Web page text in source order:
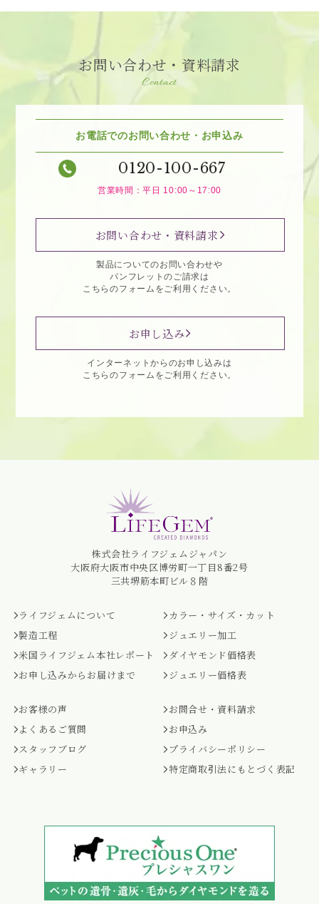
お問い合わせ・資料請求
Contact
お電話でのお問い合わせ・お申込み
0120-100-667
営業時間：平日 10:00～17:00
お問い合わせ・資料請求
製品についてのお問い合わせや
パンフレットのご請求は
こちらのフォームをご利用ください。
お申し込み
インターネットからのお申し込みは
こちらのフォームをご利用ください。
株式会社ライフジェムジャパン
大阪府大阪市中央区博労町一丁目8番2号
三共堺筋本町ビル８階
ライフジェムについて
製造工程
米国ライフジェム本社レポート
お申し込みからお届けまで
カラー・サイズ・カット
ジュエリー加工
ダイヤモンド価格表
ジュエリー価格表
お客様の声
よくあるご質問
スタッフブログ
ギャラリー
お問合せ・資料請求
お申込み
プライバシーポリシー
特定商取引法にもとづく表記